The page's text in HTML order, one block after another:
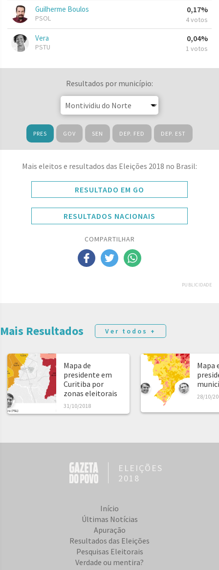
Guilherme Boulos
PSOL
0,17%
4 votos
Vera
PSTU
0,04%
1 votos
Resultados por município:
PRES GOV SEN DEP. FED DEP. EST
Mais eleitos e resultados das Eleições 2018 no Brasil:
RESULTADO EM GO
RESULTADOS NACIONAIS
COMPARTILHAR
PUBLICIDADE
Mais Resultados Ver todos +
Mapa de
presidente em
Curitiba por
zonas eleitorais
31/10/2018
Mapa
28/10/
ELEIÇÕES
2018
Início
Últimas Notícias
Apuração
Resultados das Eleições
Pesquisas Eleitorais
Verdade ou mentira?